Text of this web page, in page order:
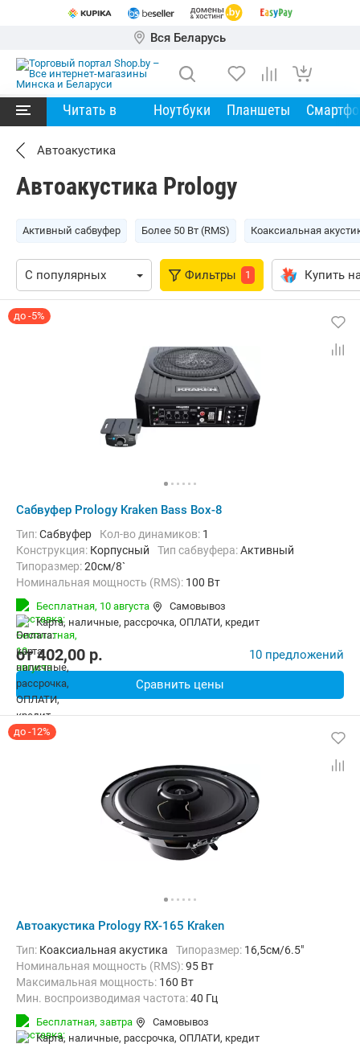
Вся Беларусь
Читать в Ноутбуки Планшеты
Автоакустика
Автоакустика Prology
Активный сабвуфер Более 50 Вт (RMS) Коаксиальная
Фильтры 1 Купить
до -5%
Сабвуфер Prology Kraken Bass Box-8
тип:Сабвуфер Кол-во динамиков: 1
конструкция: Корпусный Тип сабвуфера:Активный
Типоразмер:20см/8`
Номинальная мощность (RMS): 100 Вт
Максимальная мощность:
Мин. воспроизводимая частота:
Макс. воспроизводимая частота:
150 Гц
Бесплатная, 10 августа
Самовывоз
карта, наличные, рассрочка, ОПЛАТИ, кредит
от402,00 p. 10 предложений
Сравнить цены
до -12%
Автоакустика Prology RX-165 Kraken
тип: Коаксиальная акустика Типоразмер: 16,5см/6.5"
Номинальная мощность (RMS):95 Вт
Максимальная мощность: 160 Вт
Мин. воспроизводимая частота:40 Гц
Макс. воспроизводимая частота:
Бесплатная, завтра
Самовывоз
карта, наличные, рассрочка, ОПЛАТИ, кредит